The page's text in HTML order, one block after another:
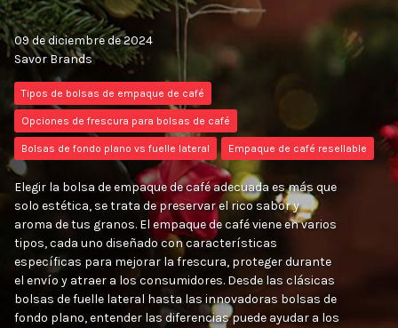
09 de diciembre de 2024
Savor Brands
Tipos de bolsas de empaque de café
Opciones de frescura para bolsas de café
Bolsas de fondo plano vs fuelle lateral Empaque de café resellable
Elegir la bolsa de empaque de café adecuada es más que
solo estética, se trata de preservar el rico sabor y
aroma de tus granos. El empaque de café viene en varios
tipos, cada uno diseñado con características
específicas para mejorar la frescura, proteger durante
el envío y atraer a los consumidores. Desde las clásicas
bolsas de fuelle lateral hasta las innovadoras bolsas de
fondo plano, entender las diferencias puede ayudar a los